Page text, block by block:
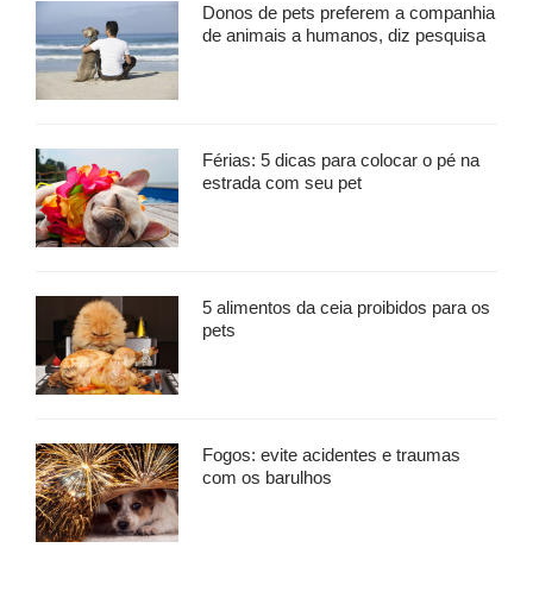
Donos de pets preferem a companhia
de animais a humanos, diz pesquisa
Férias: 5 dicas para colocar o pé na
estrada com seu pet
5 alimentos da ceia proibidos para os
pets
Fogos: evite acidentes e traumas
com os barulhos